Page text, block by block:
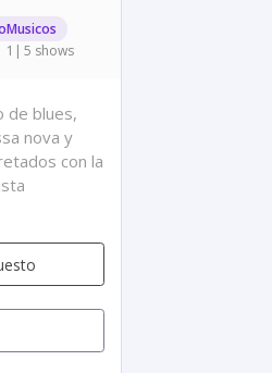
1 | 5 shows
de blues,
nova y
con la